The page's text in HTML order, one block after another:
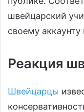
швейцарский
своему
Реакция
Швейцарцы